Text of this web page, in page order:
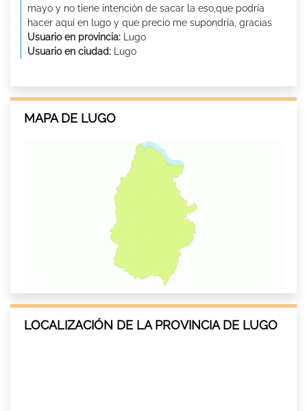
mayo y no tiene intención de sacar la eso,que podría
hacer aquí en lugo y que precio me supondría, gracias
Usuario en provincia: Lugo
Usuario en ciudad: Lugo
MAPA DE LUGO
LOCALIZACIÓN DE LA PROVINCIA DE LUGO